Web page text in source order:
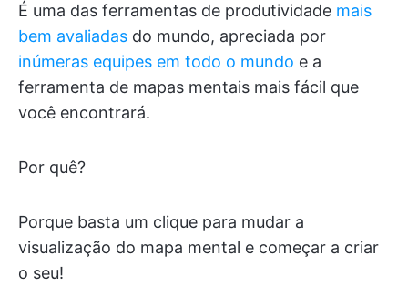
É uma das ferramentas de produtividade mais
bem avaliadas do mundo, apreciada por
inúmeras equipes em todo o mundo e a
ferramenta de mapas mentais mais fácil que
você encontrará.
Por quê?
Porque basta um clique para mudar a
visualização do mapa mental e começar a criar
o seu!